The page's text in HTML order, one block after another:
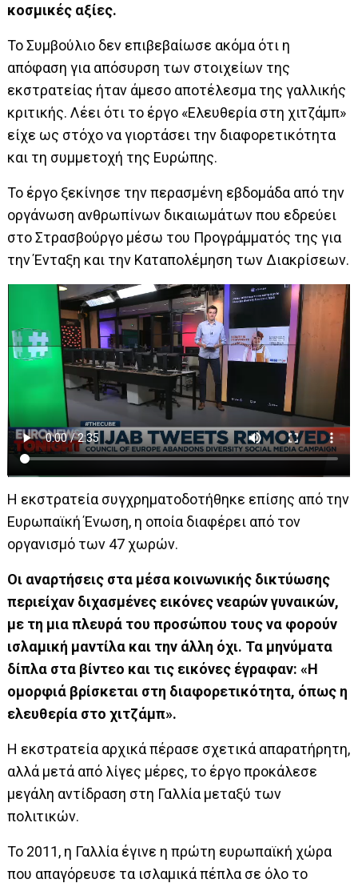
κοσμικές αξίες.
Το Συμβούλιο δεν επιβεβαίωσε ακόμα ότι η
απόφαση για απόσυρση των στοιχείων της
εκστρατείας ήταν άμεσο αποτέλεσμα της γαλλικής
κριτικής. Λέει ότι το έργο «Ελευθερία στη χιτζάμπ»
είχε ως στόχο να γιορτάσει την διαφορετικότητα
και τη συμμετοχή της Ευρώπης.
Το έργο ξεκίνησε την περασμένη εβδομάδα από την
οργάνωση ανθρωπίνων δικαιωμάτων που εδρεύει
στο Στρασβούργο μέσω του Προγράμματός της για
την Ένταξη και την Καταπολέμηση των Διακρίσεων.
Η εκστρατεία συγχρηματοδοτήθηκε επίσης από την
Ευρωπαϊκή Ένωση, η οποία διαφέρει από τον
οργανισμό των 47 χωρών.
Οι αναρτήσεις στα μέσα κοινωνικής δικτύωσης
περιείχαν διχασμένες εικόνες νεαρών γυναικών,
με τη μια πλευρά του προσώπου τους να φορούν
ισλαμική μαντίλα και την άλλη όχι. Τα μηνύματα
δίπλα στα βίντεο και τις εικόνες έγραφαν: «Η
ομορφιά βρίσκεται στη διαφορετικότητα, όπως η
ελευθερία στο χιτζάμπ».
Η εκστρατεία αρχικά πέρασε σχετικά απαρατήρητη,
αλλά μετά από λίγες μέρες, το έργο προκάλεσε
μεγάλη αντίδραση στη Γαλλία μεταξύ των
πολιτικών.
Το 2011, η Γαλλία έγινε η πρώτη ευρωπαϊκή χώρα
που απαγόρευσε τα ισλαμικά πέπλα σε όλο το